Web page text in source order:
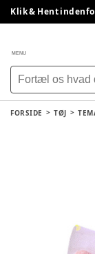
Klik & Hent
MENU
FORSIDE TØJ